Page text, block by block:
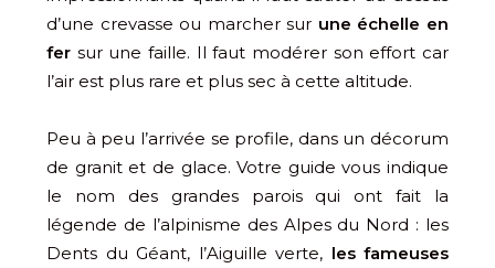
d’une crevasse ou marcher sur une échelle en
fer sur une faille. Il faut modérer son effort car
l’air est plus rare et plus sec à cette altitude.
Peu à peu l’arrivée se profile, dans un décorum
de granit et de glace. Votre guide vous indique
le nom des grandes parois qui ont fait la
légende de l’alpinisme des Alpes du Nord : les
Dents du Géant, l’Aiguille verte, les fameuses